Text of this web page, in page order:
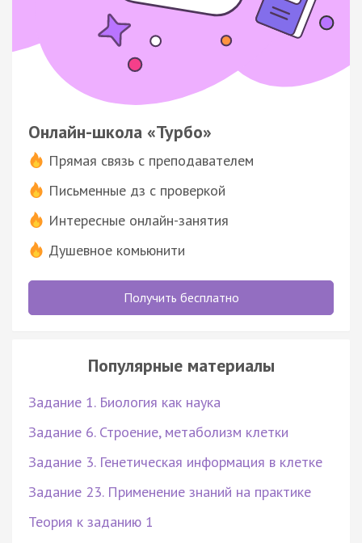
Онлайн-школа «Турбо»
Прямая связь с преподавателем
Письменные дз с проверкой
Интересные онлайн-занятия
Душевное комьюнити
Получить бесплатно
Популярные материалы
Задание 1. Биология как наука
Задание 6. Строение, метаболизм клетки
Задание 3. Генетическая информация в клетке
Задание 23. Применение знаний на практике
Теория к заданию 1